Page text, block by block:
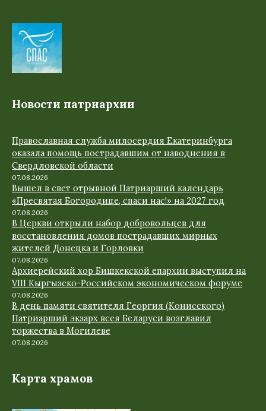
Новости патриархии
Православная служба милосердия Екатеринбурга
оказала помощь пострадавшим от наводнения в
Свердловской области
07.08.2026
Вышел в свет отрывной Патриарший календарь
«Пресвятая Богородице, спаси нас!» на 2027 год
07.08.2026
В Церкви открыли набор добровольцев для
восстановления домов пострадавших мирных
жителей Донецка и Горловки
07.08.2026
Архиерейский хор Бишкекской епархии выступил на
VIII Кыргызско-Российском экономическом форуме
07.08.2026
В день памяти святителя Георгия (Конисского)
Патриарший экзарх всея Беларуси возглавил
торжества в Могилеве
07.08.2026
Карта храмов